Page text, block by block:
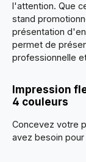
l'attention. Que
stand
présentation
permet de
professionnelle
Impression
4 couleurs
Concevez votre
avez besoin